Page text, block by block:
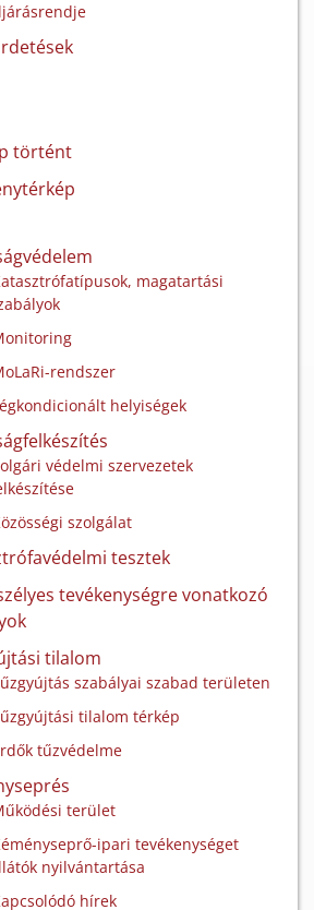
történt
magatartási
rendszer
helyiségek
védelmi szervezetek
szolgálat
tesztek
tevékenységre vonatkozó
tilalom
szabályai szabad területen
tilalom térkép
tűzvédelme
terület
ipari tevékenységet
nyilvántartása
hírek